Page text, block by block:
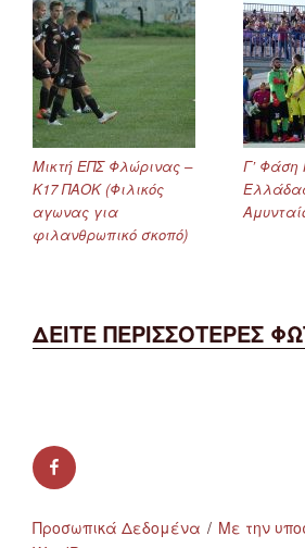
Μικτή ΕΠΣ Φλώρινας –
Κ17 ΠΑΟΚ (Φιλικός
αγωνας για
φιλανθρωπικό σκοπό)
Γ’ Φάση
ΔΕΙΤΕ ΠΕΡΙΣΣΟΤΕΡΕΣ
facebook
Προσωπικά Δεδομένα
Με την